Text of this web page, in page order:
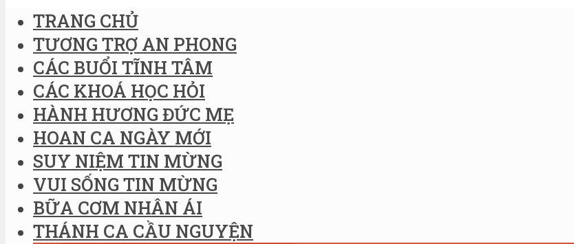
TRANG CHỦ
TƯƠNG TRỢ AN PHONG
CÁC BUỔI TĨNH TÂM
CÁC KHOÁ HỌC HỎI
HÀNH HƯƠNG ĐỨC MẸ
HOAN CA NGÀY MỚI
SUY NIỆM TIN MỪNG
VUI SỐNG TIN MỪNG
BỮA CƠM NHÂN ÁI
THÁNH CA CẦU NGUYỆN